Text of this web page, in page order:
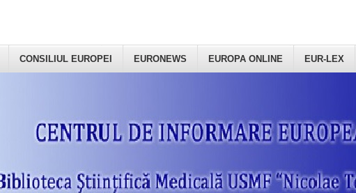
CONSILIUL EUROPEI EURONEWS EUROPA ONLINE EUR-LEX